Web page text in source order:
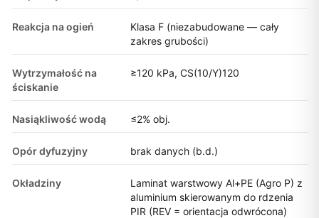
Reakcja na ogień
Klasa F (niezabudowane — cały
zakres grubości)
Wytrzymałość na
ściskanie
≥120 kPa, CS(10/Y)120
Nasiąkliwość wodą ≤2% obj.
Opór dyfuzyjny brak danych (b.d.)
Okładziny
Laminat warstwowy Al+PE (Agro P) z
aluminium skierowanym do rdzenia
PIR (REV = orientacja odwrócona)